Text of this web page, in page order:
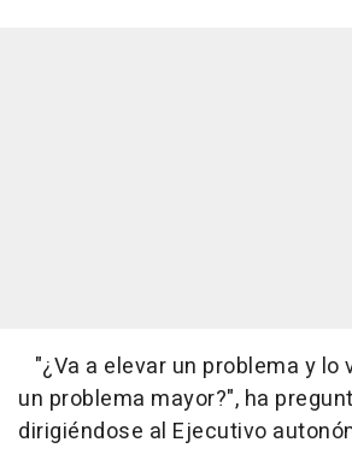
"¿Va a elevar un problema y lo
un problema mayor?", ha
dirigiéndose al Ejecutivo